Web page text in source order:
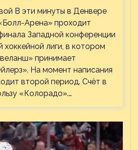
В эти минуты в Денвере
Арена» проходит
Западной конференции
хоккейной лиги, в котором
принимает
На момент написания
второй период. Счёт в
«Колорадо».…